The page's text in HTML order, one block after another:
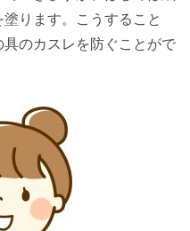
ります。
こうすること
のカスレを防ぐことがで